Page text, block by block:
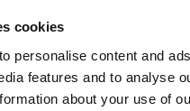
cookies
personalise content and
features and to analyse
about your use of